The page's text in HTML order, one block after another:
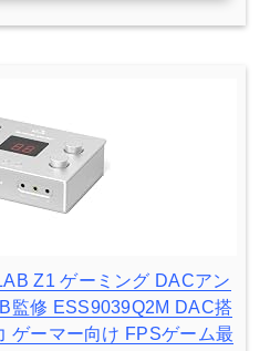
Z1 ゲーミング DACアン
監修 ESS9039Q2M DAC搭
ゲーマー向け FPSゲーム最